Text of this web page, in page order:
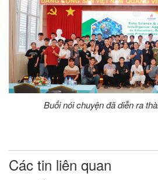
Buổi nói chuyện đã diễn ra
Các tin liên quan